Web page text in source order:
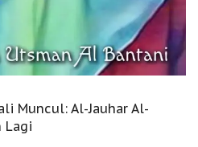
Muncul: Al-Jauhar Al-
Lagi